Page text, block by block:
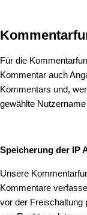
Für die
Kommentar auch
Kommentars und,
gewählte
Speicherung der IP
Unsere
Kommentare
vor der Freischaltung